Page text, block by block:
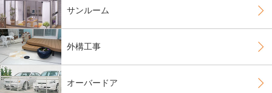
サンルーム
外構工事
オーバードア